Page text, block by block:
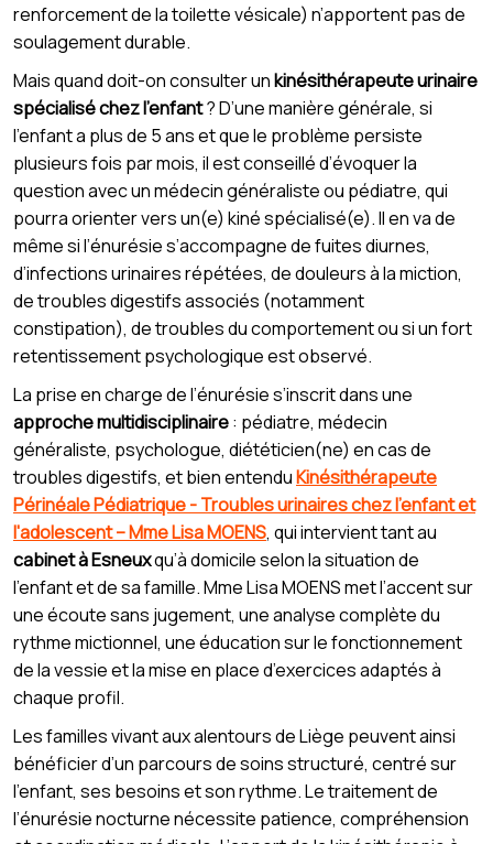
renforcement de la toilette vésicale) n’apportent pas de
soulagement durable.
Mais quand doit-on consulter unkinésithérapeute urinaire
spécialisé chez l’enfant? D’une manière générale, si
l’enfant a plus de 5 ans et que le problème persiste
plusieurs fois par mois, il est conseillé d’évoquer la
question avec un médecin généraliste ou pédiatre, qui
pourra orienter vers un(e) kiné spécialisé(e). Il en va de
même si l’énurésie s’accompagne de fuites diurnes,
d’infections urinaires répétées, de douleurs à la miction,
de troubles digestifs associés (notamment
constipation), de troubles du comportement ou si un fort
retentissement psychologique est observé.
La prise en charge de l’énurésie s’inscrit dans une
approche multidisciplinaire: pédiatre, médecin
généraliste, psychologue, diététicien(ne) en cas de
troubles digestifs, et bien entenduKinésithérapeute
Périnéale Pédiatrique - Troubles urinaires chez l'enfant et
l'adolescent – Mme Lisa MOENS, qui intervient tant au
cabinet à Esneuxqu’à domicile selon la situation de
l’enfant et de sa famille. Mme Lisa MOENS met l’accent sur
une écoute sans jugement, une analyse complète du
rythme mictionnel, une éducation sur le fonctionnement
de la vessie et la mise en place d’exercices adaptés à
chaque profil.
Les familles vivant aux alentours de Liège peuvent ainsi
bénéficier d’un parcours de soins structuré, centré sur
l’enfant, ses besoins et son rythme. Le traitement de
l’énurésie nocturne nécessite patience, compréhension